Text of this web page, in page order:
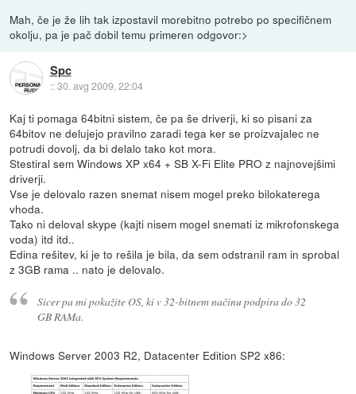
Mah, če je že lih tak izpostavil morebitno potrebo po specifičnem
okolju, pa je pač dobil temu primeren odgovor:>
Spc
::30. avg 2009, 22:04
Kaj ti pomaga 64bitni sistem, če pa še driverji, ki so pisani za
64bitov ne delujejo pravilno zaradi tega ker se proizvajalec ne
potrudi dovolj, da bi delalo tako kot mora.
Stestiral sem Windows XP x64 + SB X-Fi Elite PRO z najnovejšimi
driverji.
Vse je delovalo razen snemat nisem mogel preko bilokaterega
vhoda.
Tako ni deloval skype (kajti nisem mogel snemati iz mikrofonskega
voda) itd itd..
Edina rešitev, ki je to rešila je bila, da sem odstranil ram in sprobal
z 3GB rama .. nato je delovalo.
Sicer pa mi pokažite OS, ki v 32-bitnem načinu podpira do 32
GB RAMa.
Windows Server 2003 R2, Datacenter Edition SP2 x86: